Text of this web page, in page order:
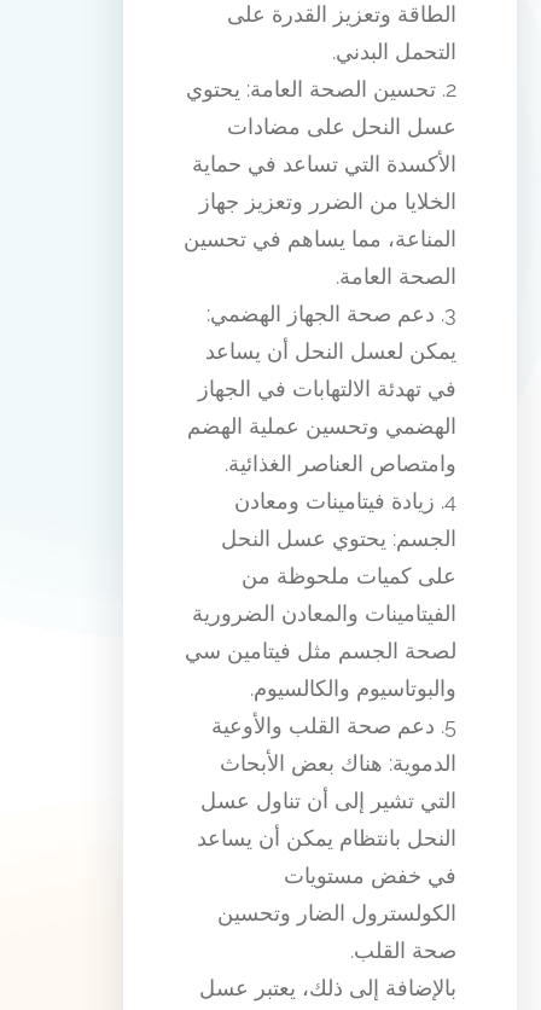
الطاقة وتعزيز القدرة على
التحمل البدني.
2. تحسين الصحة العامة: يحتوي
عسل النحل على مضادات
الأكسدة التي تساعد في حماية
الخلايا من الضرر وتعزيز جهاز
المناعة، مما يساهم في تحسين
الصحة العامة.
3. دعم صحة الجهاز الهضمي:
يمكن لعسل النحل أن يساعد
في تهدئة الالتهابات في الجهاز
الهضمي وتحسين عملية الهضم
وامتصاص العناصر الغذائية.
4. زيادة فيتامينات ومعادن
الجسم: يحتوي عسل النحل
على كميات ملحوظة من
الفيتامينات والمعادن الضرورية
لصحة الجسم مثل فيتامين سي
والبوتاسيوم والكالسيوم.
5. دعم صحة القلب والأوعية
الدموية: هناك بعض الأبحاث
التي تشير إلى أن تناول عسل
النحل بانتظام يمكن أن يساعد
في خفض مستويات
الكولسترول الضار وتحسين
صحة القلب.
بالإضافة إلى ذلك، يعتبر عسل